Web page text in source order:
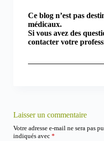
Ce blog n’est pas
médicaux.
Si vous avez des
contacter votre
Laisser un commentaire
Votre adresse e-mail ne sera pas
indiqués avec *